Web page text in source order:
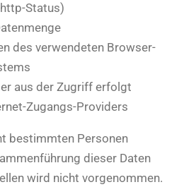
Status)
des verwendeten Browser-
aus der Zugriff erfolgt
Zugangs-Providers
bestimmten Personen
dieser Daten
wird nicht vorgenommen.